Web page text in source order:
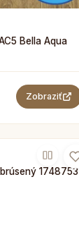
Bella Aqua
Zobraziť
1748753